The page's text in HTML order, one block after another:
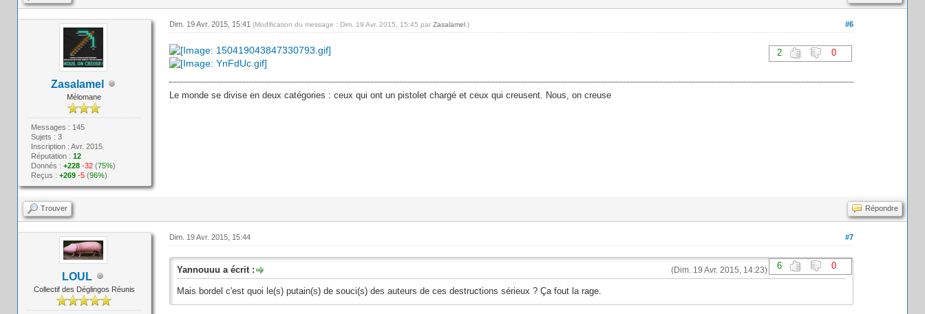
Zasalamel
Mélomane
Messages : 145
Sujets : 3
Inscription : Avr. 2015
Réputation : 12
Donnés : +228 -32(75%)
Reçus : +269 -5(96%)
#6
Dim. 19 Avr. 2015, 15:41 (Modification du message : Dim. 19 Avr. 2015, 15:45 par Zasalamel.)
2 0
Le monde se divise en deux catégories : ceux qui ont un pistolet chargé et ceux qui creusent. Nous, on creuse
Trouver Répondre
LOUL
Collectif des Déglingos Réunis
#7
Dim. 19 Avr. 2015, 15:44
6 0
(Dim. 19 Avr. 2015, 14:23)
Yannouuu a écrit :
Mais bordel c'est quoi le(s) putain(s) de souci(s) des auteurs de ces destructions sérieux ? Ça fout la rage.